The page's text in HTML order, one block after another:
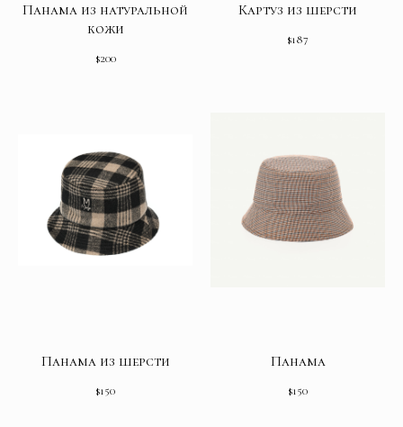
Панама из натуральной
кожи
$200
Картуз из шерсти
$187
Панама из шерсти
$150
Панама
$150